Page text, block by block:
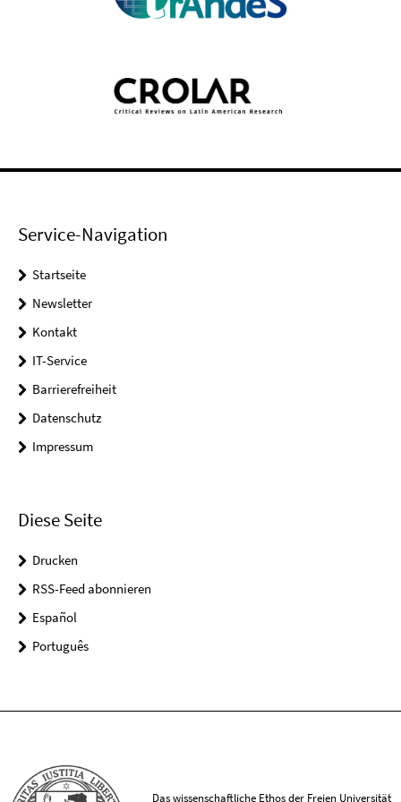
Service-Navigation
Startseite
Newsletter
Kontakt
IT-Service
Barrierefreiheit
Datenschutz
Impressum
Diese Seite
Drucken
RSS-Feed abonnieren
Español
Português
Das wissenschaftliche Ethos der Freien Universität